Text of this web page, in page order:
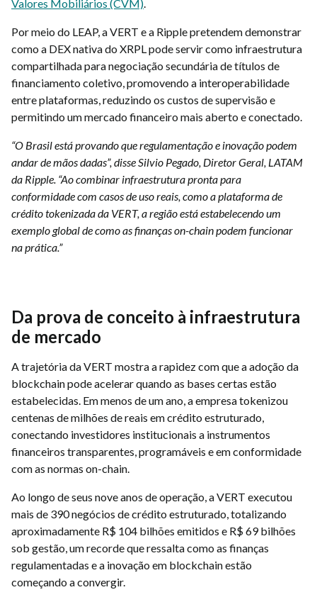
Valores Mobiliários (CVM).
Por meio do LEAP, a VERT e a Ripple pretendem demonstrar
como a DEX nativa do XRPL pode servir como infraestrutura
compartilhada para negociação secundária de títulos de
financiamento coletivo, promovendo a interoperabilidade
entre plataformas, reduzindo os custos de supervisão e
permitindo um mercado financeiro mais aberto e conectado.
“O Brasil está provando que regulamentação e inovação podem
andar de mãos dadas”, disse Silvio Pegado, Diretor Geral, LATAM
da Ripple. “Ao combinar infraestrutura pronta para
conformidade com casos de uso reais, como a plataforma de
crédito tokenizada da VERT, a região está estabelecendo um
exemplo global de como as finanças on-chain podem funcionar
na prática.”
Da prova de conceito à infraestrutura
de mercado
A trajetória da VERT mostra a rapidez com que a adoção da
blockchain pode acelerar quando as bases certas estão
estabelecidas. Em menos de um ano, a empresa tokenizou
centenas de milhões de reais em crédito estruturado,
conectando investidores institucionais a instrumentos
financeiros transparentes, programáveis ​​e em conformidade
com as normas on-chain.
Ao longo de seus nove anos de operação, a VERT executou
mais de 390 negócios de crédito estruturado, totalizando
aproximadamente R$ 104 bilhões emitidos e R$ 69 bilhões
sob gestão, um recorde que ressalta como as finanças
regulamentadas e a inovação em blockchain estão
começando a convergir.